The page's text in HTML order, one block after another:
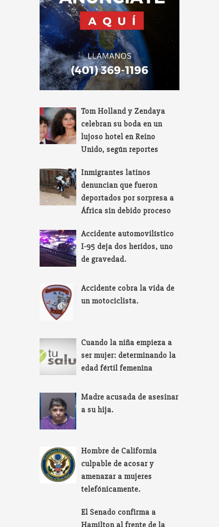
Tom Holland y Zendaya
celebran su boda en un
lujoso hotel en Reino
Unido, según reportes
Inmigrantes latinos
denuncian que fueron
deportados por sorpresa a
África sin debido proceso
Accidente automovilístico
I-95 deja dos heridos, uno
de gravedad.
Accidente cobra la vida de
un motociclista.
Cuando la niña empieza a
ser mujer: determinando la
edad fértil femenina
Madre acusada de asesinar
a su hija.
Hombre de California
culpable de acosar y
amenazar a mujeres
telefónicamente.
El Senado confirma a